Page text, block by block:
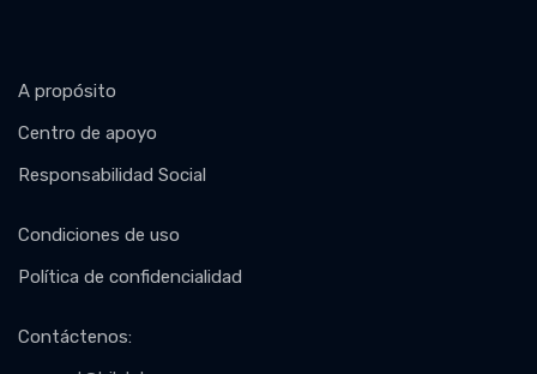
A propósito
Centro de apoyo
Responsabilidad Social
Condiciones de uso
Política de confidencialidad
Contáctenos: